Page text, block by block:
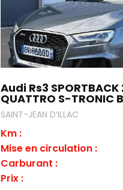
Audi Rs3
QUATTRO S-TRONIC
SAINT-JEAN D’ILLAC
Km :
Mise en circulation :
Carburant :
Prix :